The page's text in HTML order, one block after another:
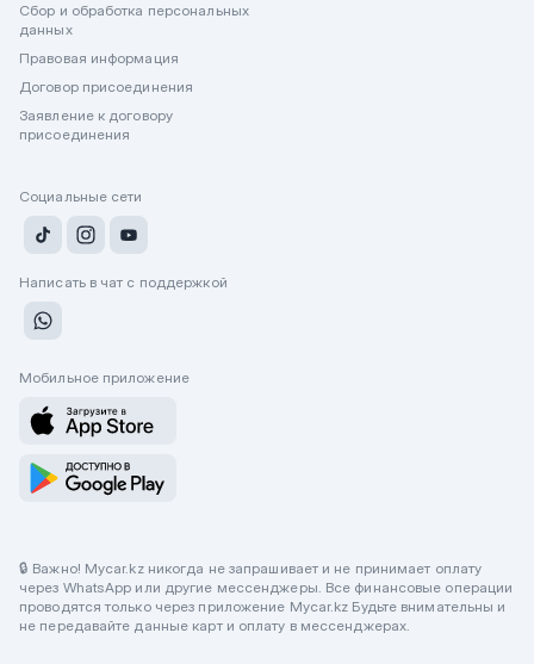
Сбор и обработка персональных
данных
Правовая информация
Договор присоединения
Заявление к договору
присоединения
Социальные сети
Написать в чат с поддержкой
Мобильное приложение
🔒 Важно! Mycar.kz никогда не запрашивает и не принимает оплату
через WhatsApp или другие мессенджеры. Все финансовые операции
проводятся только через приложение Mycar.kz Будьте внимательны и
не передавайте данные карт и оплату в мессенджерах.